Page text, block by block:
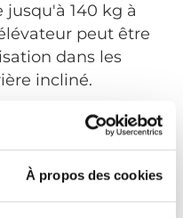
À propos des cookies
140 kg à
peut être
dans les
incliné.
que le levage et le
via la
140 peut
véhicules